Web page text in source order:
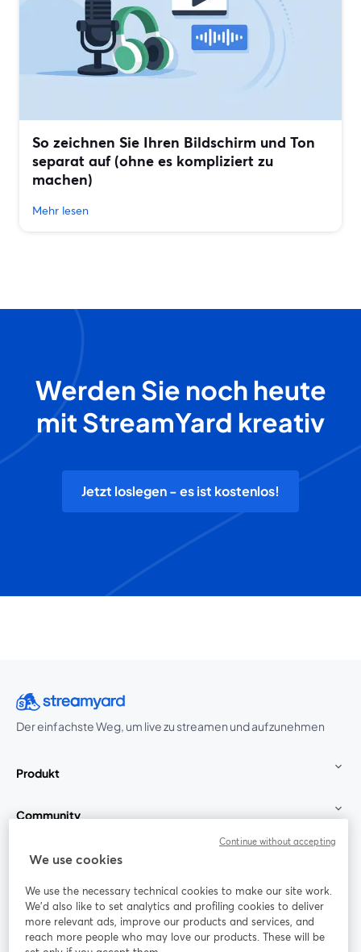
So zeichnen Sie Ihren Bildschirm und Ton
separat auf (ohne es kompliziert zu
machen)
Mehr lesen
Werden Sie noch heute
mit StreamYard kreativ
Jetzt loslegen - es ist kostenlos!
Der einfachste Weg, um live zu streamen und aufzunehmen
Produkt
Community
StreamYard für
Mitmachen
Webinar Facebook
wird in einem neuen Tab geöffnet
X (Twitter)
We use cookies
We use the necessary technical cookies to make our site work.
We'd also like to set analytics and profiling cookies to deliver
more relevant ads, improve our products and services, and
reach more people who may love our products. These will be
Continue without accepting